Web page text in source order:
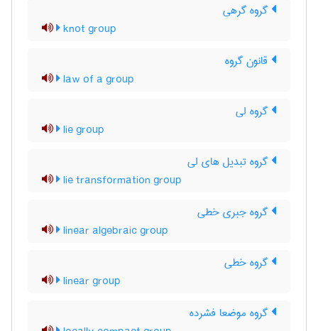
گروه گرهی
knot group
قانون گروه
law of a group
گروه لی
lie group
گروه تبدیل های لی
lie transformation group
گروه جبری خطی
linear algebraic group
گروه خطی
linear group
گروه موضعا فشرده